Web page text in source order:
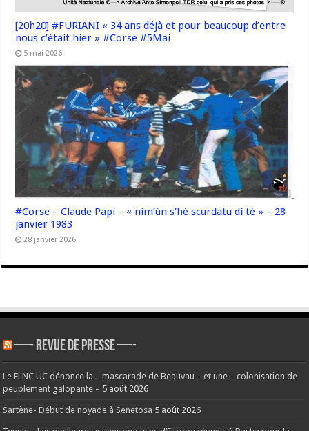
[20h20] #FURIANI « 34 ans déjà et pour beaucoup d’entre
nous c’était hier » #Corse #5Mai
5 mai 2026
#Corse – Claude Papi – « nim’ùn s’hè scurdatu di tè » – 28
janvier 1983
28 janvier 2026
—- REVUE DE PRESSE —-
Le FLNC UC dénonce la – mascarade de Beauvau – et une – colonisation de
peuplement galopante – 5 août 2026
Sartène- Début de noyade à Senetosa 5 août 2026